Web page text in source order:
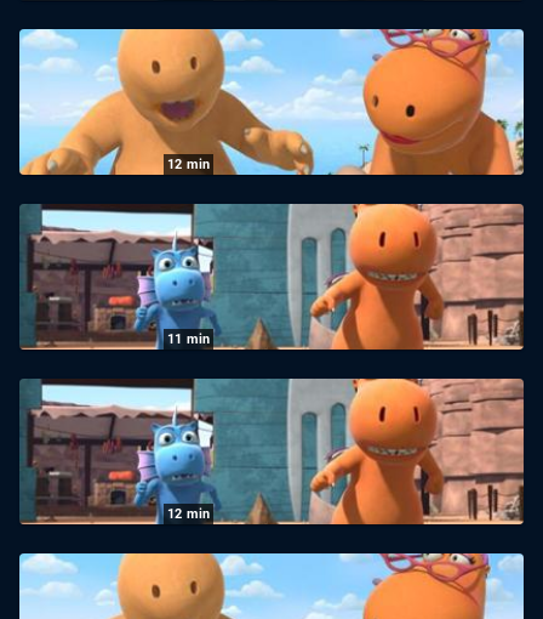
Der kleine Drache Kokosnuss: Das
sprechende Ei
09.07.2026 |KiKA
12 min
Der kleine Drache Kokosnuss: Der
Geburtstag
09.07.2026|KiKA
11 min
Der kleine Drache Kokosnuss: Der
Glücksfisch
09.07.2026|KiKA
12 min
Der kleine Drache Kokosnuss: Der Herr der
Käfer